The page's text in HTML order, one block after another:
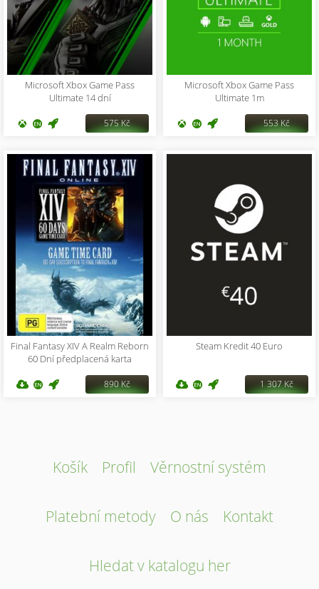
Microsoft Xbox Game Pass
Ultimate 14 dní
575 Kč
Microsoft Xbox Game Pass
Ultimate 1m
553 Kč
Final Fantasy XIV A Realm Reborn
60 Dní předplacená karta
890 Kč
Steam Kredit 40 Euro
1 307 Kč
Košík Profil Věrnostní systém
Platební metody O nás Kontakt
Hledat v katalogu her